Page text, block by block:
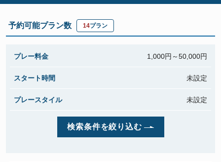
予約可能プラン数 14プラン
プレー料金 1,000円～50,000円
スタート時間 未設定
プレースタイル 未設定
検索条件を絞り込む